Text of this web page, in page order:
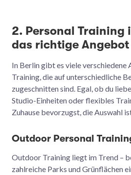
2. Personal Training
das richtige
In Berlin gibt es viele verschiedene
Training, die auf unterschiedliche
zugeschnitten sind. Egal, ob du
Studio-Einheiten oder flexibles
Zuhause bevorzugst, die Auswahl
Outdoor Personal
Outdoor Training liegt im Trend –
zahlreiche Parks und Grünflächen